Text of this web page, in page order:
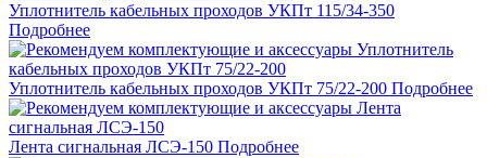
Уплотнитель кабельных проходов УКПт 115/34-350
Подробнее
Уплотнитель кабельных проходов УКПт 75/22-200 Подробнее
Лента сигнальная ЛСЭ-150 Подробнее